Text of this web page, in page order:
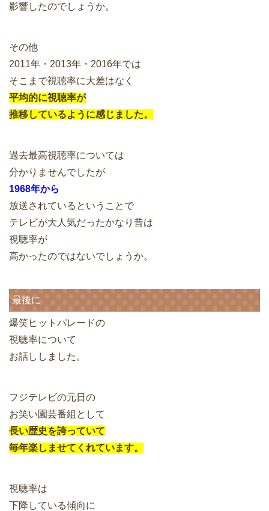
影響したのでしょうか。
その他
2011年・2013年・2016年では
そこまで視聴率に大差はなく
平均的に視聴率が
推移しているように感じました。
過去最高視聴率については
分かりませんでしたが
1968年から
放送されているということで
テレビが大人気だったかなり昔は
視聴率が
高かったのではないでしょうか。
最後に
爆笑ヒットパレードの
視聴率について
お話ししました。
フジテレビの元日の
お笑い園芸番組として
長い歴史を誇っていて
毎年楽しませてくれています。
視聴率は
下降している傾向に